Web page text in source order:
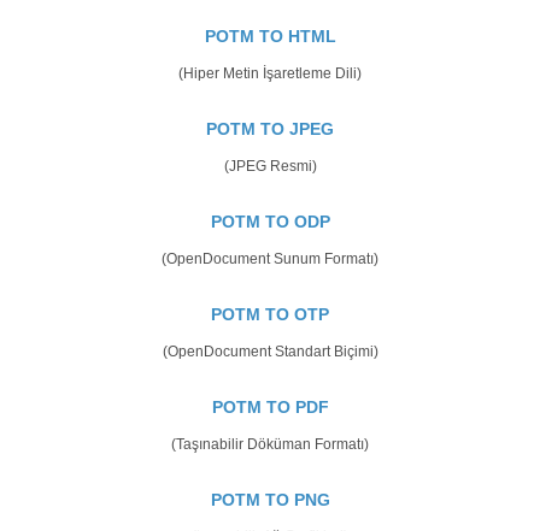
POTM TO HTML
(Hiper Metin İşaretleme Dili)
POTM TO JPEG
(JPEG Resmi)
POTM TO ODP
(OpenDocument Sunum Formatı)
POTM TO OTP
(OpenDocument Standart Biçimi)
POTM TO PDF
(Taşınabilir Döküman Formatı)
POTM TO PNG